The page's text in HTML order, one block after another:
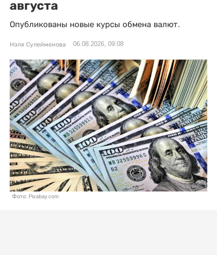
августа
Опубликованы новые курсы обмена валют.
Нэля Сулейменова 06.08.2026, 09:08
Фото: Pixabay.com